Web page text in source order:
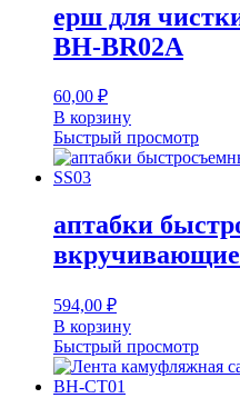
ерш для
BH-BR02A
60,00 ₽
В корзину
Быстрый просмотр
аптабки
594,00 ₽
В корзину
Быстрый просмотр